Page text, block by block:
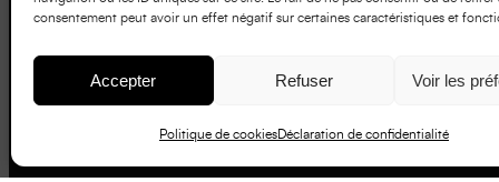
consentement peut avoir un effet négatif sur certaines caractéristiques et
Accepter Refuser Voir les
Politique de cookiesDéclaration de confidentialité